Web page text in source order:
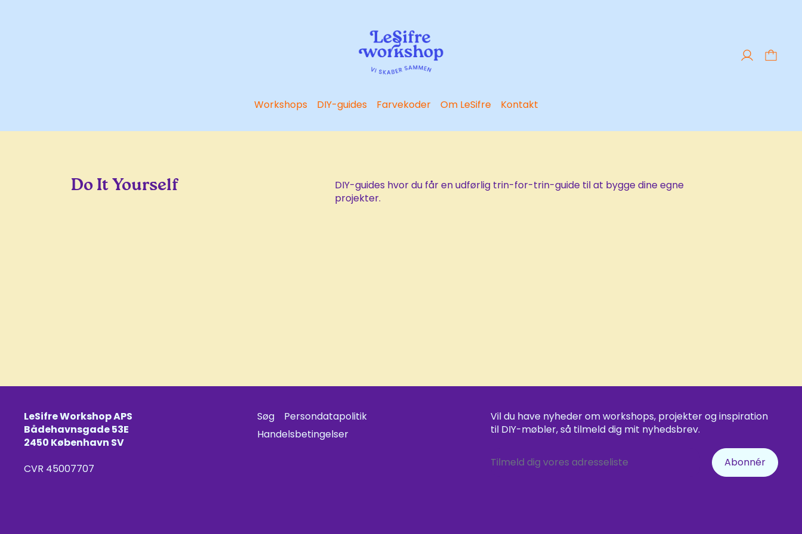
Workshops DIY-guides Farvekoder Om LeSifre Kontakt
Do It Yourself
DIY-guides hvor du får en udførlig trin-for-trin-guide til at bygge dine egne
projekter.
LeSifre Workshop APS
Bådehavnsgade 53E
2450 København SV
CVR 45007707
Søg
Persondatapolitik
Handelsbetingelser
Vil du have nyheder om workshops, projekter og inspiration
til DIY-møbler, så tilmeld dig mit nyhedsbrev.
Abonnér